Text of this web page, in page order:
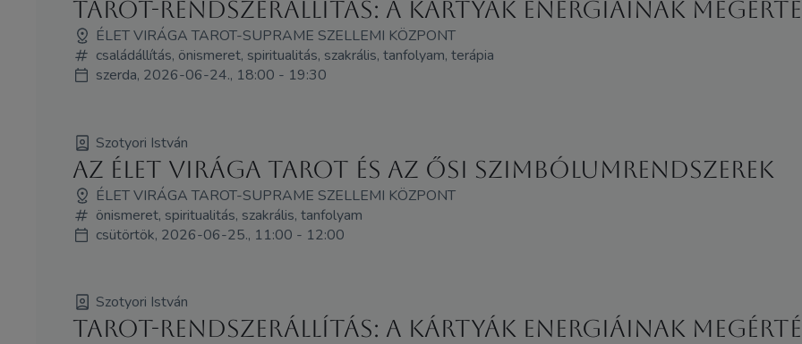
Tarot-Rendszerállítás: A kártyák energiáinak
ÉLET VIRÁGA TAROT-SUPRAME SZELLEMI KÖZPONT
családállítás, önismeret, spiritualitás, szakrális, tanfolyam, terápia
szerda, 2026-06-24., 18:00 - 19:30
Szotyori István
Az Élet Virága Tarot és az ősi szimbólumrendszerek
ÉLET VIRÁGA TAROT-SUPRAME SZELLEMI KÖZPONT
önismeret, spiritualitás, szakrális, tanfolyam
csütörtök, 2026-06-25., 11:00 - 12:00
Szotyori István
Tarot-Rendszerállítás: A kártyák energiáinak